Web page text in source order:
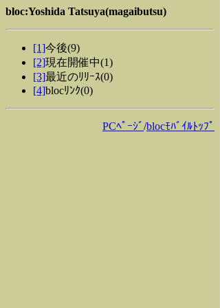
bloc:Yoshida Tatsuya(magaibutsu)
[1]今後(9)
[2]現在開催中(1)
[3]最近のﾘﾘｰｽ(0)
[4]blocﾘﾝｸ(0)
PCﾍﾟｰｼﾞ/blocﾓﾊﾞｲﾙﾄｯﾌﾟ